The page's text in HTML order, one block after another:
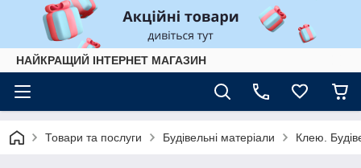
НАЙКРАЩИЙ ІНТЕРНЕТ МАГАЗИН
Товари та послуги Будівельні матеріали Клею.